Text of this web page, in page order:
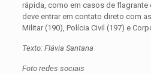
rápida, como em casos de flagrante
deve entrar em contato direto com
Militar (190), Polícia Civil (197) e
Texto: Flávia Santana
Foto redes sociais